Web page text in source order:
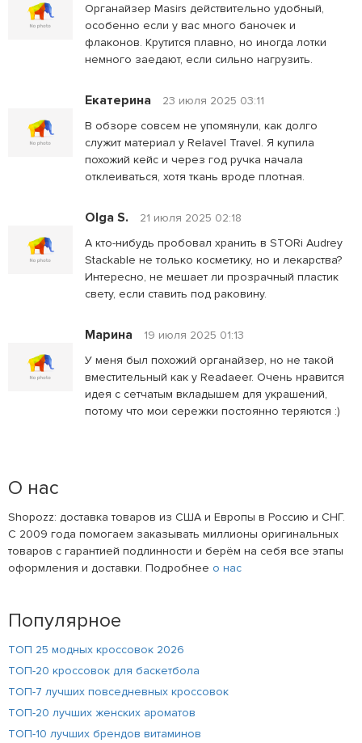
Органайзер Masirs действительно удобный,
особенно если у вас много баночек и
флаконов. Крутится плавно, но иногда лотки
немного заедают, если сильно нагрузить.
Екатерина
23 июля 2025 03:11
В обзоре совсем не упомянули, как долго
служит материал у Relavel Travel. Я купила
похожий кейс и через год ручка начала
отклеиваться, хотя ткань вроде плотная.
Olga S.
21 июля 2025 02:18
А кто-нибудь пробовал хранить в STORi Audrey
Stackable не только косметику, но и лекарства?
Интересно, не мешает ли прозрачный пластик
свету, если ставить под раковину.
Марина
19 июля 2025 01:13
У меня был похожий органайзер, но не такой
вместительный как у Readaeer. Очень нравится
идея с сетчатым вкладышем для украшений,
потому что мои сережки постоянно теряются :)
О нас
Shopozz: доставка товаров из США и Европы в Россию и СНГ.
С 2009 года помогаем заказывать миллионы оригинальных
товаров с гарантией подлинности и берём на себя все этапы
оформления и доставки. Подробнее о нас
Популярное
ТОП 25 модных кроссовок 2026
ТОП-20 кроссовок для баскетбола
ТОП-7 лучших повседневных кроссовок
ТОП-20 лучших женских ароматов
ТОП-10 лучших брендов витаминов